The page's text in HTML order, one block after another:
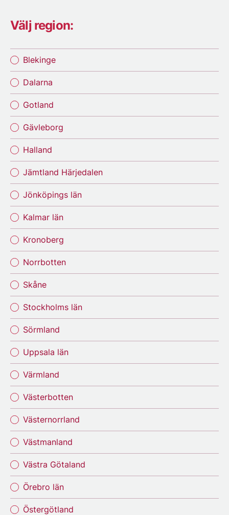
Välj region:
Blekinge
Dalarna
Gotland
Gävleborg
Halland
Jämtland Härjedalen
Jönköpings län
Kalmar län
Kronoberg
Norrbotten
Skåne
Stockholms län
Sörmland
Uppsala län
Värmland
Västerbotten
Västernorrland
Västmanland
Västra Götaland
Örebro län
Östergötland